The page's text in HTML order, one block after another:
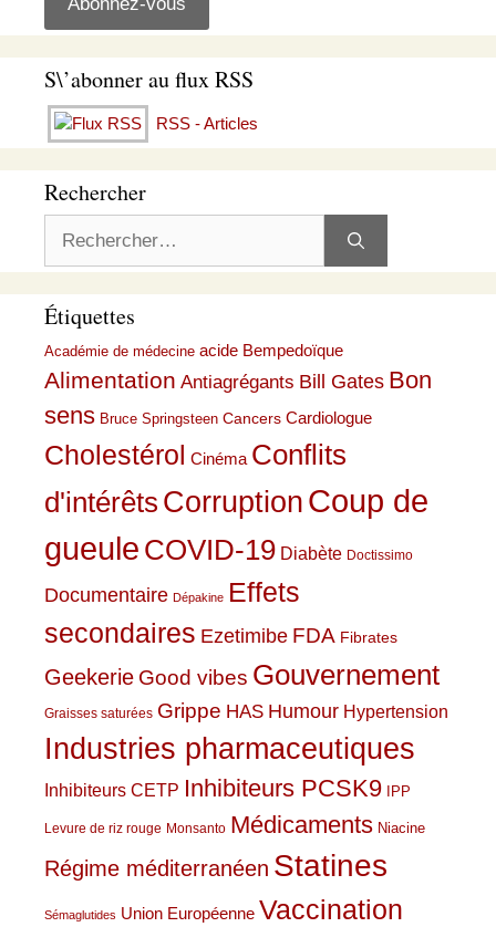
S\’abonner au flux RSS
RSS - Articles
Rechercher
Étiquettes
Académie de médecine acide Bempedoïque
Alimentation Antiagrégants Bill Gates Bon
sens Bruce Springsteen Cancers Cardiologue
Cholestérol Cinéma Conflits
d'intérêts CorruptionCoup de
gueule COVID-19 Diabète Doctissimo
Documentaire Dépakine Effets
secondaires Ezetimibe FDA Fibrates
Geekerie Good vibes Gouvernement
Graisses saturées Grippe HAS Humour Hypertension
Industries pharmaceutiques
Inhibiteurs CETP Inhibiteurs PCSK9 IPP
Levure de riz rouge Monsanto Médicaments Niacine
Régime méditerranéen Statines
Sémaglutides Union Européenne Vaccination